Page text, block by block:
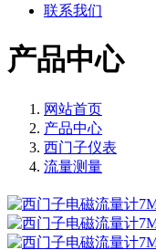
联系我们
产品中心
网站首页
产品中心
西门子仪表
流量测量